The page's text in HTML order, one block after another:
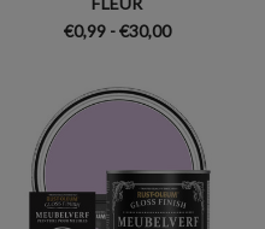
€0,99 - €30,00